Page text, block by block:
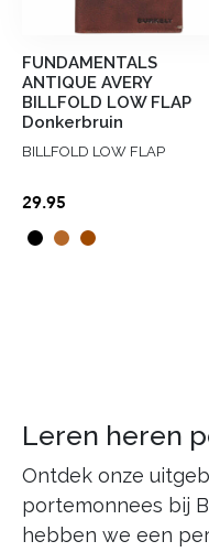
FUNDAMENTALS
ANTIQUE AVERY
BILLFOLD LOW FLAP
Donkerbruin
BILLFOLD LOW FLAP
29.95
Leren heren
Ontdek onze
portemonnees bij
hebben we een